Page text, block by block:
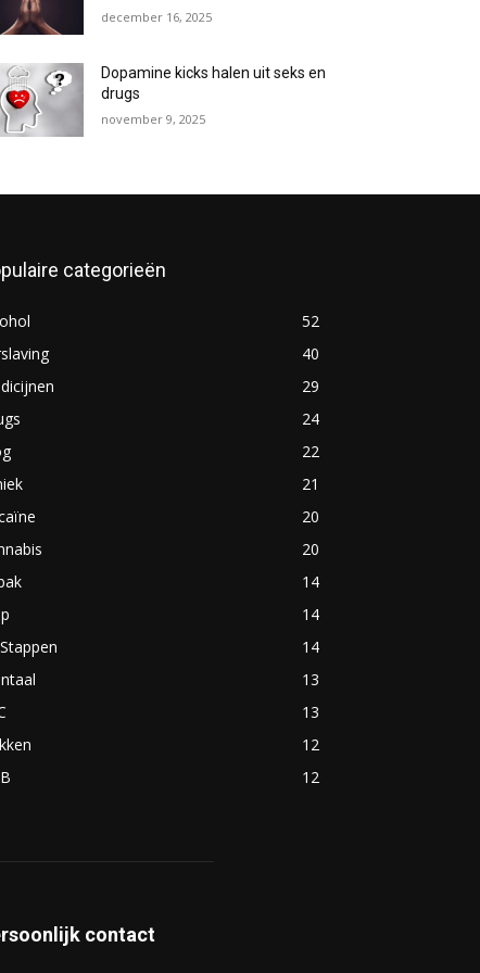
december 16, 2025
Dopamine kicks halen uit seks en
drugs
november 9, 2025
categorieën
52
40
29
24
22
21
20
20
14
14
14
13
13
12
12
contact